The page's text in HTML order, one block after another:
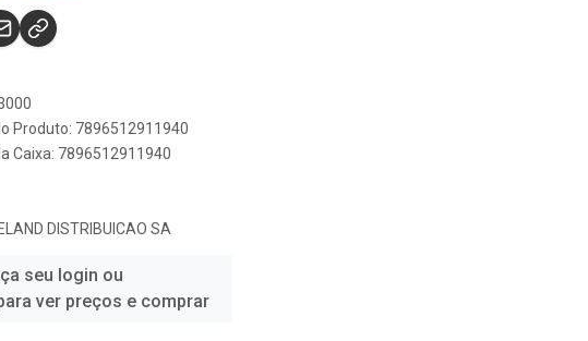
Produto: 7896512911940
Caixa: 7896512911940
DISTRIBUICAO SA
seu login ou
ver preços e comprar